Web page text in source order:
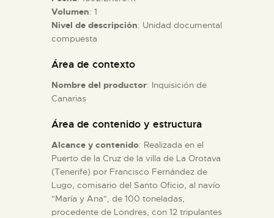
COLECCIONES
ESPAÑOL
Volumen: 1
Nivel de descripción: Unidad documental
compuesta
Área de contexto
Nombre del productor: Inquisición de
Canarias
Área de contenido y estructura
Alcance y contenido: Realizada en el
Puerto de la Cruz de la villa de La Orotava
(Tenerife) por Francisco Fernández de
Lugo, comisario del Santo Oficio, al navío
"María y Ana", de 100 toneladas,
procedente de Londres, con 12 tripulantes